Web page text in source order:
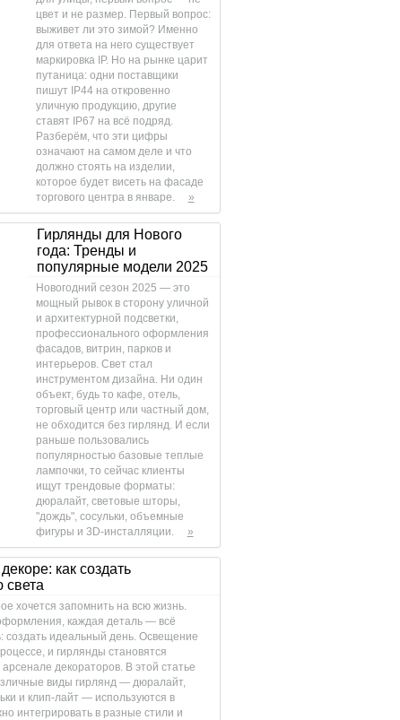
цвет и не размер. Первый вопрос:
выживет ли это зимой? Именно
для ответа на него существует
маркировка IP. Но на рынке царит
путаница: одни поставщики
пишут IP44 на откровенно
уличную продукцию, другие
ставят IP67 на всё подряд.
Разберём, что эти цифры
означают на самом деле и что
должно стоять на изделии,
которое будет висеть на фасаде
торгового центра в январе.
»
Гирлянды для Нового
года: Тренды и
популярные модели 2025
Новогодний сезон 2025 — это
мощный рывок в сторону уличной
и архитектурной подсветки,
профессионального оформления
фасадов, витрин, парков и
интерьеров. Свет стал
инструментом дизайна. Ни один
объект, будь то кафе, отель,
торговый центр или частный дом,
не обходится без гирлянд. И если
раньше пользовались
популярностью базовые теплые
лампочки, то сейчас клиенты
ищут трендовые форматы:
дюралайт, световые шторы,
"дождь", сосульки, объемные
фигуры и 3D-инсталляции.
»
как создать
хочется запомнить на всю жизнь.
каждая деталь — всё
создать идеальный день. Освещение
и гирлянды становятся
декораторов. В этой статье
виды гирлянд — дюралайт,
и клип-лайт — используются в
интегрировать в разные стили и